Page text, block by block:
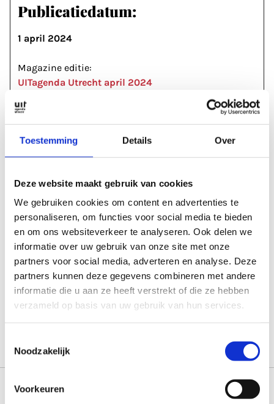
Toestemming Details Over
Deze website maakt gebruik van cookies
We gebruiken cookies om content en advertenties te
personaliseren, om functies voor social media te bieden
en om ons websiteverkeer te analyseren. Ook delen we
informatie over uw gebruik van onze site met onze
partners voor social media, adverteren en analyse. Deze
partners kunnen deze gegevens combineren met andere
informatie die u aan ze heeft verstrekt of die ze hebben
verzameld op basis van uw gebruik van hun services.
Noodzakelijk
Voorkeuren
Publicatiedatum:
1 april 2024
Magazine editie:
UITagenda Utrecht april 2024
Meer informatie
sencity.nl
tivolivredenburg.nl
Labels & tags
FESTIVALS
Rubrieken
APRIL 2024
MAGAZINE ARTIKELEN MUZIEKFESTIVAL